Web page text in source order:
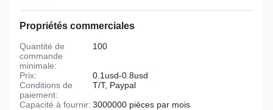
Propriétés commerciales
Quantité de
commande
minimale:
100
Prix:
0.1usd-0.8usd
Conditions de
paiement:
T/T, Paypal
Capacité à fournir: 3000000 pièces par mois